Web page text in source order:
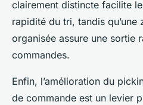
clairement distincte facilite
rapidité du tri, tandis qu’une
organisée assure une sortie
commandes.
Enfin, l’amélioration du
de commande est un levier